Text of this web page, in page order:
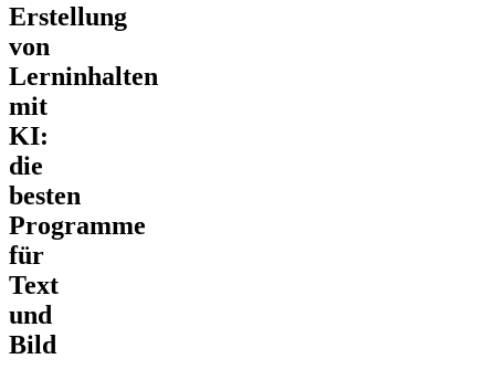
Erstellung
von
Lerninhalten
mit
KI:
die
besten
Programme
für
Text
und
Bild